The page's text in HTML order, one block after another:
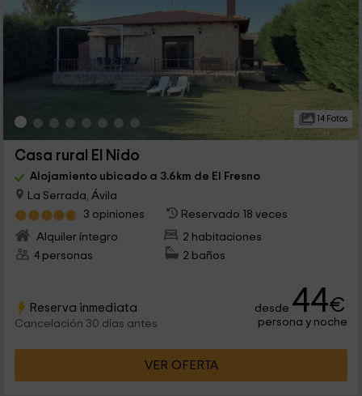
14 Fotos
Casa rural El Nido
Alojamiento ubicado a 3.6km de El Fresno
La Serrada, Ávila
3 opiniones
Reservado 18 veces
Alquiler íntegro
2 habitaciones
4 personas
2 baños
Reserva inmediata
Cancelación 30 días antes
desde 44€
persona y noche
VER OFERTA